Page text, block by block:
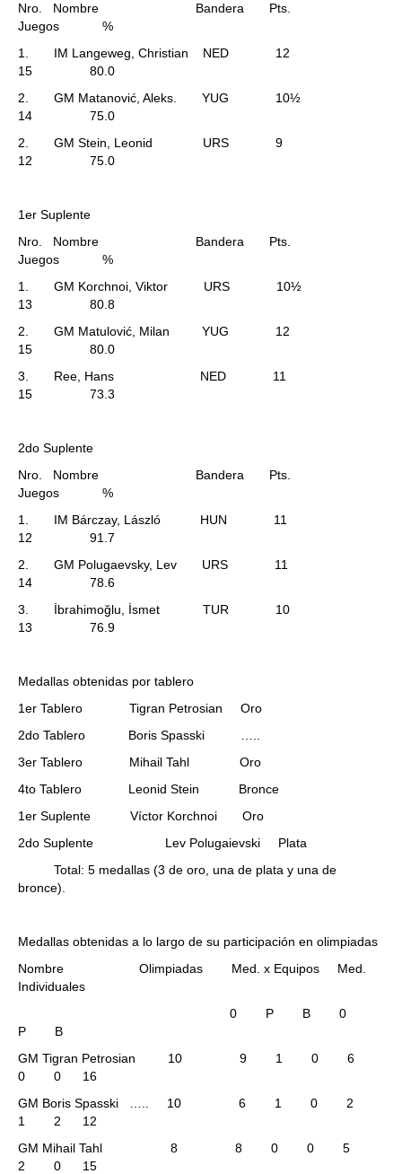
Nro. Nombre Bandera Pts.
Juegos %
1. IM Langeweg, Christian NED 12
15 80.0
2. GM Matanović, Aleks. YUG 10½
14 75.0
2. GM Stein, Leonid URS 9
12 75.0
1er Suplente
Nro. Nombre Bandera Pts.
Juegos %
1. GM Korchnoi, Viktor URS 10½
13 80.8
2. GM Matulović, Milan YUG 12
15 80.0
3. Ree, Hans NED 11
15 73.3
2do Suplente
Nro. Nombre Bandera Pts.
Juegos %
1. IM Bárczay, László HUN 11
12 91.7
2. GM Polugaevsky, Lev URS 11
14 78.6
3. İbrahimoğlu, İsmet TUR 10
13 76.9
Medallas obtenidas por tablero
1er Tablero Tigran Petrosian Oro
2do Tablero Boris Spasski …..
3er Tablero Mihail Tahl Oro
4to Tablero Leonid Stein Bronce
1er Suplente Víctor Korchnoi Oro
2do Suplente Lev Polugaievski Plata
Total: 5 medallas (3 de oro, una de plata y una de
bronce).
Medallas obtenidas a lo largo de su participación en olimpiadas
Nombre Olimpiadas Med. x Equipos Med.
Individuales
0 P B 0
P B
GM Tigran Petrosian 10 9 1 0 6
0 0 16
GM Boris Spasski ….. 10 6 1 0 2
1 2 12
GM Mihail Tahl 8 8 0 0 5
2 0 15